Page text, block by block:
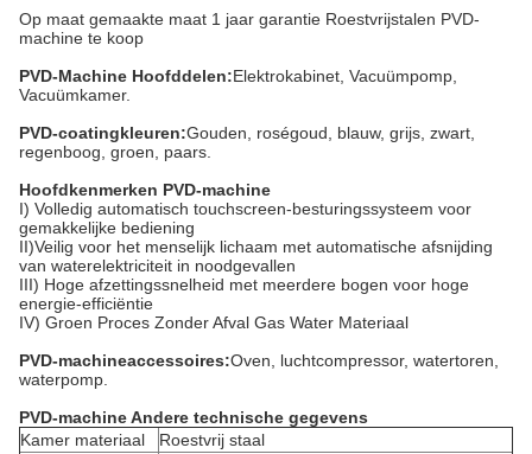
Op maat gemaakte maat 1 jaar garantie Roestvrijstalen PVD-
machine te koop
PVD-Machine Hoofddelen:Elektrokabinet, Vacuümpomp,
Vacuümkamer.
PVD-coatingkleuren:Gouden, roségoud, blauw, grijs, zwart,
regenboog, groen, paars.
Hoofdkenmerken PVD-machine
I) Volledig automatisch touchscreen-besturingssysteem voor
gemakkelijke bediening
II)Veilig voor het menselijk lichaam met automatische afsnijding
van waterelektriciteit in noodgevallen
III) Hoge afzettingssnelheid met meerdere bogen voor hoge
energie-efficiëntie
IV) Groen Proces Zonder Afval Gas Water Materiaal
PVD-machineaccessoires:Oven, luchtcompressor, watertoren,
waterpomp.
PVD-machine Andere technische gegevens
Kamer materiaal
Roestvrij staal